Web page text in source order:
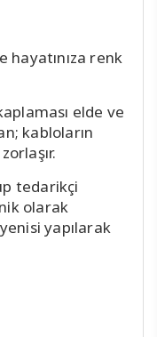
hayatınıza renk
elde ve
kabloların
tedarikçi
olarak
yapılarak